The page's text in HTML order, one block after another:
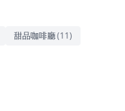
甜品咖啡廳(11)